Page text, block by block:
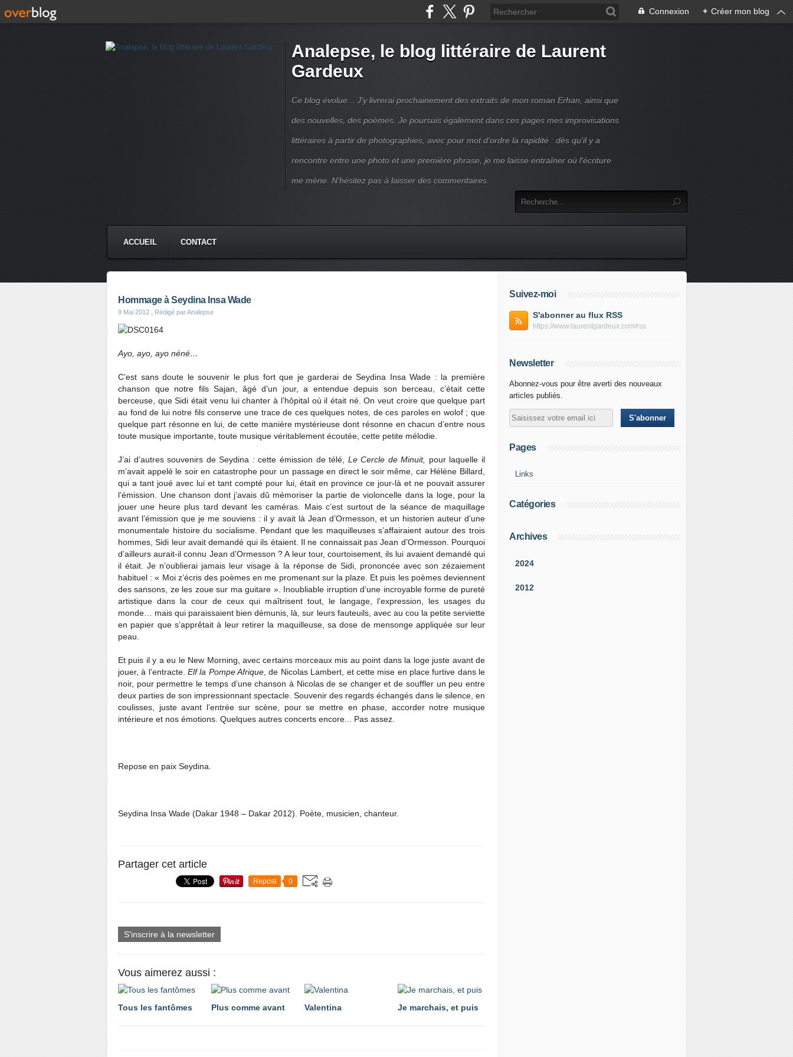
Connexion + Créer mon blog
Analepse, le blog littéraire de Laurent
Gardeux
Ce blog évolue... J'y livrerai prochainement des extraits de mon roman Erhan, ainsi que
des nouvelles, des poèmes. Je poursuis également dans ces pages mes improvisations
littéraires à partir de photographies, avec pour mot d'ordre la rapidité : dès qu'il y a
rencontre entre une photo et une première phrase, je me laisse entraîner où l'écriture
me mène. N'hésitez pas à laisser des commentaires.
ACCUEIL CONTACT
Hommage à Seydina Insa Wade
9 Mai 2012 , Rédigé par Analepse
Ayo, ayo, ayo néné…
C’est sans doute le souvenir le plus fort que je garderai de Seydina Insa Wade : la première
chanson que notre fils Sajan, âgé d’un jour, a entendue depuis son berceau, c’était cette
berceuse, que Sidi était venu lui chanter à l’hôpital où il était né. On veut croire que quelque part
au fond de lui notre fils conserve une trace de ces quelques notes, de ces paroles en wolof ; que
quelque part résonne en lui, de cette manière mystérieuse dont résonne en chacun d’entre nous
toute musique importante, toute musique véritablement écoutée, cette petite mélodie.
J’ai d’autres souvenirs de Seydina : cette émission de télé, Le Cercle de Minuit,
pour laquelle il
m’avait appelé le soir en catastrophe pour un passage en direct le soir même, car Hélène Billard,
qui a tant joué avec lui et tant compté pour lui, était en province ce jour-là et ne pouvait assurer
l’émission. Une chanson dont j’avais dû mémoriser la partie de violoncelle dans la loge, pour la
jouer une heure plus tard devant les caméras. Mais c’est surtout de la séance de maquillage
avant l’émission que je me souviens : il y avait là Jean d’Ormesson, et un historien auteur d’une
monumentale histoire du socialisme. Pendant que les maquilleuses s’affairaient autour des trois
hommes, Sidi leur avait demandé qui ils étaient. Il ne connaissait pas Jean d’Ormesson. Pourquoi
d’ailleurs aurait-il connu Jean d’Ormesson ? A leur tour, courtoisement, ils lui avaient demandé qui
il était. Je n’oublierai jamais leur visage à la réponse de Sidi, prononcée avec son zézaiement
habituel : « Moi z’écris des poèmes en me promenant sur la plaze. Et puis les poèmes deviennent
des sansons, ze les zoue sur ma guitare ». Inoubliable irruption d’une incroyable forme de pureté
artistique dans la cour de ceux qui maîtrisent tout, le langage, l’expression, les usages du
monde… mais qui paraissaient bien démunis, là, sur leurs fauteuils, avec au cou la petite serviette
en papier que s’apprêtait à leur retirer la maquilleuse, sa dose de mensonge appliquée sur leur
peau.
Et puis il y a eu le New Morning, avec certains morceaux mis au point dans la loge juste avant de
jouer, à l’entracte.Elf la Pompe Afrique , de Nicolas Lambert, et cette mise en place furtive dans le
noir, pour permettre le temps d’une chanson à Nicolas de se changer et de souffler un peu entre
deux parties de son impressionnant spectacle. Souvenir des regards échangés dans le silence, en
coulisses, juste avant l’entrée sur scène, pour se mettre en phase, accorder notre musique
intérieure et nos émotions. Quelques autres concerts encore... Pas assez.
Repose en paix Seydina.
Seydina Insa Wade (Dakar 1948 – Dakar 2012). Poète, musicien, chanteur.
Partager cet article
Repost 0
S'inscrire à la newsletter
Vous aimerez aussi :
Tous les fantômes Plus comme avant Valentina Je marchais, et puis
Suivez-moi
S'abonner au flux RSS
https://www.laurentgardeux.com/rss
Newsletter
Abonnez-vous pour être averti des nouveaux
articles publiés.
Pages
Links
Catégories
Archives
2024
2012